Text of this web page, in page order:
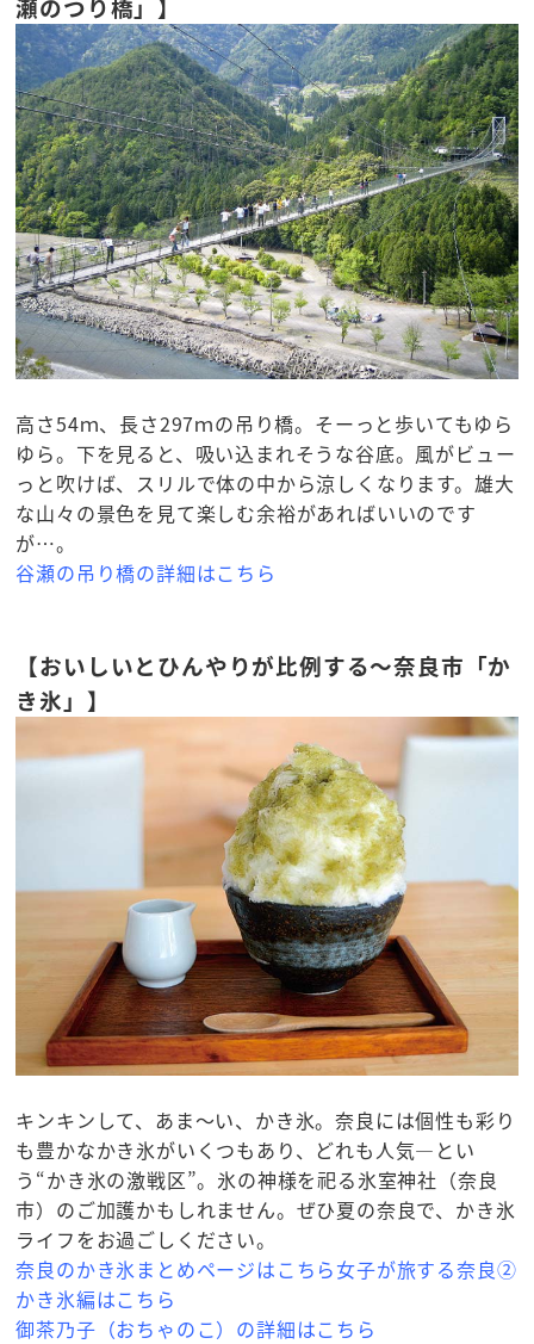
瀬のつり橋」】
高さ54ｍ、長さ297ｍの吊り橋。そーっと歩いてもゆら
ゆら。下を見ると、吸い込まれそうな谷底。風がビュー
っと吹けば、スリルで体の中から涼しくなります。雄大
な山々の景色を見て楽しむ余裕があればいいのです
が…。
谷瀬の吊り橋の詳細はこちら
【おいしいとひんやりが比例する～奈良市「か
き氷」】
キンキンして、あま～い、かき氷。奈良には個性も彩り
も豊かなかき氷がいくつもあり、どれも人気―とい
う“かき氷の激戦区”。氷の神様を祀る氷室神社（奈良
市）のご加護かもしれません。ぜひ夏の奈良で、かき氷
ライフをお過ごしください。
奈良のかき氷まとめページはこちら女子が旅する奈良②
かき氷編はこちら
御茶乃子（おちゃのこ）の詳細はこちら